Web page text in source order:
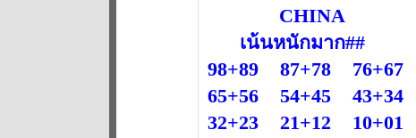
CHINA
เน้นหนักมาก##
98+89 87+78 76+67
65+56 54+45 43+34
32+23 21+12 10+01